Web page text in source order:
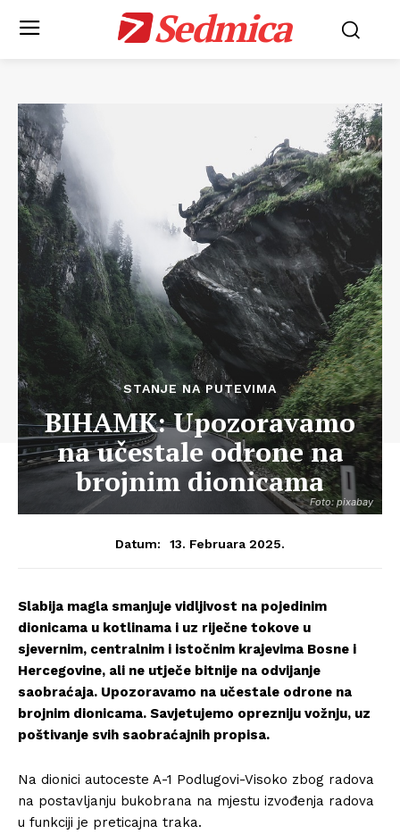
Sedmica
Foto: pixabay
STANJE NA PUTEVIMA
BIHAMK: Upozoravamo
na učestale odrone na
brojnim dionicama
Datum: 13. Februara 2025.
Slabija magla smanjuje vidljivost na pojedinim
dionicama u kotlinama i uz riječne tokove u
sjevernim, centralnim i istočnim krajevima Bosne i
Hercegovine, ali ne utječe bitnije na odvijanje
saobraćaja. Upozoravamo na učestale odrone na
brojnim dionicama. Savjetujemo oprezniju vožnju, uz
poštivanje svih saobraćajnih propisa.
Na dionici autoceste A-1 Podlugovi-Visoko zbog radova
na postavljanju bukobrana na mjestu izvođenja radova
u funkciji je preticajna traka.